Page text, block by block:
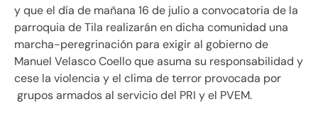
y que el día de mañana 16 de julio a convocatoria de la
parroquia de Tila realizarán en dicha comunidad una
marcha-peregrinación para exigir al gobierno de
Manuel Velasco Coello que asuma su responsabilidad y
cese la violencia y el clima de terror provocada por
grupos armados al servicio del PRI y el PVEM.